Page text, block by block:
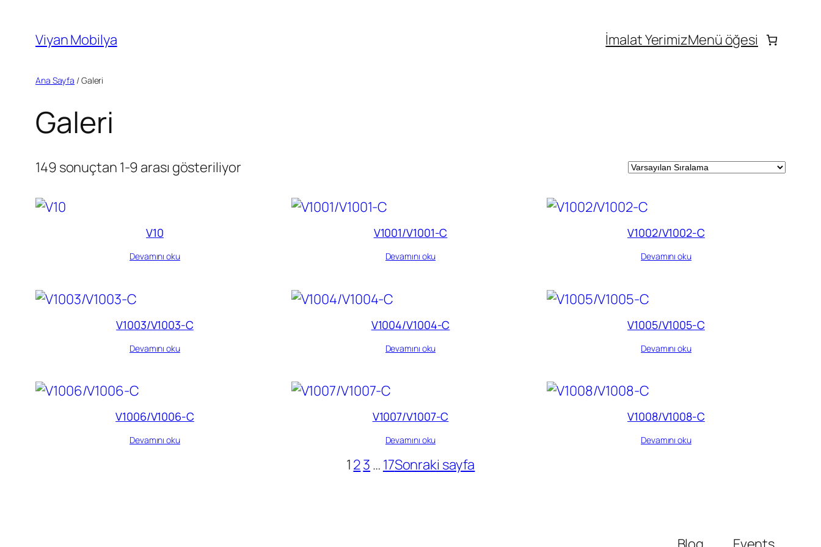
Viyan Mobilya İmalat YerimizMenü öğesi
Ana Sayfa / Galeri
Galeri
149 sonuçtan 1-9 arası gösteriliyor
V10
Devamını oku
V1001/V1001-C
Devamını oku
V1002/V1002-C
Devamını oku
V1003/V1003-C
Devamını oku
V1004/V1004-C
Devamını oku
V1005/V1005-C
Devamını oku
V1006/V1006-C
Devamını oku
V1007/V1007-C
Devamını oku
V1008/V1008-C
Devamını oku
1 23 … 17Sonraki sayfa